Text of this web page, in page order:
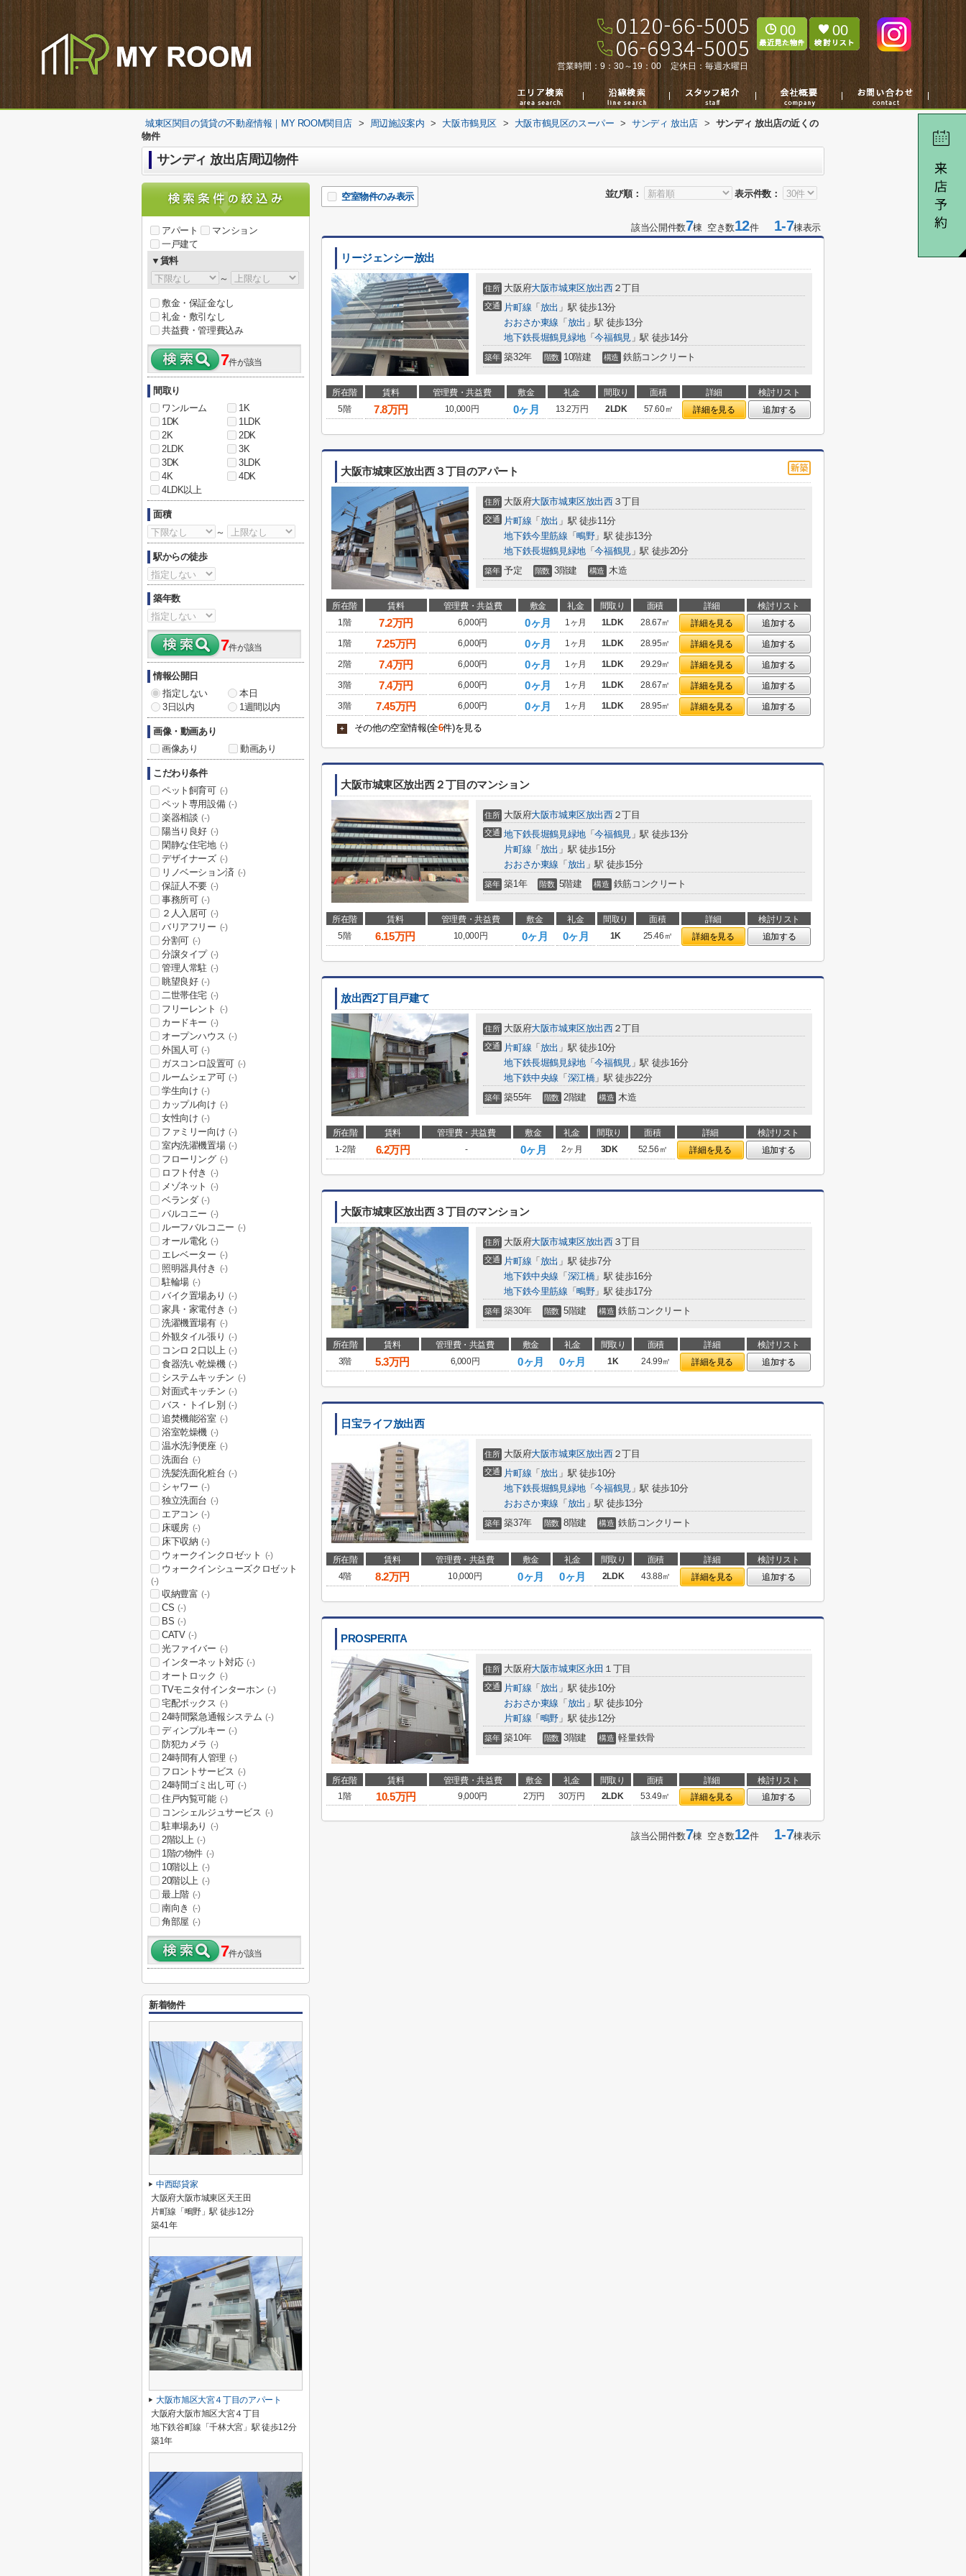
営業時間： 9：30～19：00 定休日： 毎週水曜日
00 00
城東区関目の賃貸の不動産情報｜MY ROOM関目店 > 周辺施設案内 > 大阪市鶴見区 > 大阪市鶴見区のスーパー > サンディ 放出店 > サンディ 放出店の近くの
物件
サンディ 放出店周辺物件
並び順： 表示件数：
空室物件のみ表示
該当公開件数7棟 空き数12件1-7棟表示
リージェンシー放出
住所 大阪府大阪市城東区放出西２丁目
交通 片町線 「 放出 」駅 徒歩13分
おおさか東線 「 放出 」駅 徒歩13分
地下鉄長堀鶴見緑地「今福鶴見」駅 徒歩14分
築年 築32年 階数 10階建 構造 鉄筋コンクリート
所在階 賃料 管理費・共益費 敷金 礼金 間取り 面積 詳細
検討リスト
5階
7.8万円 10,000円 0ヶ月 13.2万円 2LDK 57.60㎡ 詳細を見る 追加する
大阪市城東区放出西３丁目のアパート
住所 大阪府大阪市城東区放出西３丁目
交通 片町線 「 放出 」駅 徒歩11分
地下鉄今里筋線 「鴫野」駅 徒歩13分
地下鉄長堀鶴見緑地「今福鶴見」駅 徒歩20分
築年 予定 階数 3階建 構造 木造
所在階 賃料 管理費・共益費 敷金 礼金 間取り 面積 詳細
検討リスト
1階
7.2万円 6,000円 0ヶ月 1ヶ月 1LDK 28.67㎡ 詳細を見る
追加する
1階
7.25万円 6,000円 0ヶ月 1ヶ月 1LDK 28.95㎡ 詳細を見る
追加する
2階
7.4万円 6,000円 0ヶ月 1ヶ月 1LDK 29.29㎡ 詳細を見る
追加する
3階
7.4万円 6,000円 0ヶ月 1ヶ月 1LDK 28.67㎡ 詳細を見る
追加する
3階
7.45万円 6,000円 0ヶ月 1ヶ月 1LDK 28.95㎡ 詳細を見る 追加する
+ その他の空室情報(全6件)を見る
大阪市城東区放出西２丁目のマンション
住所 大阪府大阪市城東区放出西２丁目
交通 地下鉄長堀鶴見緑地「今福鶴見」駅 徒歩13分
片町線 「 放出 」駅 徒歩15分
おおさか東線 「 放出 」駅 徒歩15分
築年 築1年 階数 5階建 構造 鉄筋コンクリート
所在階 賃料 管理費・共益費 敷金 礼金 間取り 面積 詳細
検討リスト
5階
6.15万円 10,000円 0ヶ月 0ヶ月 1K 25.46㎡ 詳細を見る 追加する
放出西2丁目戸建て
住所 大阪府大阪市城東区放出西２丁目
交通 片町線 「 放出 」駅 徒歩10分
地下鉄長堀鶴見緑地「今福鶴見」駅 徒歩16分
地下鉄中央線 「 深江橋」駅 徒歩22分
築年 築55年 階数 2階建 構造 木造
所在階 賃料 管理費・共益費 敷金 礼金 間取り 面積 詳細
検討リスト
1-2階
6.2万円 - 0ヶ月 2ヶ月 3DK 52.56㎡ 詳細を見る 追加する
大阪市城東区放出西３丁目のマンション
住所 大阪府大阪市城東区放出西３丁目
交通 片町線 「 放出 」駅 徒歩7分
地下鉄中央線 「 深江橋」駅 徒歩16分
地下鉄今里筋線 「鴫野」駅 徒歩17分
築年 築30年 階数 5階建 構造 鉄筋コンクリート
所在階 賃料 管理費・共益費 敷金 礼金 間取り 面積 詳細
検討リスト
3階
5.3万円 6,000円 0ヶ月 0ヶ月 1K 24.99㎡ 詳細を見る 追加する
日宝ライフ放出西
住所 大阪府大阪市城東区放出西２丁目
交通 片町線 「 放出 」駅 徒歩10分
地下鉄長堀鶴見緑地「今福鶴見」駅 徒歩10分
おおさか東線 「 放出 」駅 徒歩13分
築年 築37年 階数 8階建 構造 鉄筋コンクリート
所在階 賃料 管理費・共益費 敷金 礼金 間取り 面積 詳細
検討リスト
4階
8.2万円 10,000円 0ヶ月 0ヶ月 2LDK 43.88㎡ 詳細を見る 追加する
PROSPERITA
住所 大阪府大阪市城東区永田 １丁目
交通 片町線 「 放出 」駅 徒歩10分
おおさか東線 「 放出 」駅 徒歩10分
片町線 「 鴫野 」駅 徒歩12分
築年 築10年 階数 3階建 構造 軽量鉄骨
所在階 賃料 管理費・共益費 敷金 礼金 間取り 面積 詳細
検討リスト
1階
10.5万円 9,000円 2万円 30万円 2LDK 53.49㎡ 詳細を見る 追加する
該当公開件数7棟 空き数12件1-7棟表示
アパート
マンション
一戸建て
▼賃料
～
敷金・保証金なし
礼金・敷引なし
共益費・管理費込み
7件が該当
間取り
ワンルーム
1K
1DK
1LDK
2K
2DK
2LDK
3K
3DK
3LDK
4K
4DK
4LDK以上
面積
～
駅からの徒歩
築年数
7件が該当
情報公開日
指定しない
本日
3日以内
1週間以内
画像・動画あり
画像あり
動画あり
こだわり条件
ペット飼育可 (-)
ペット専用設備 (-)
楽器相談 (-)
陽当り良好 (-)
閑静な住宅地 (-)
デザイナーズ (-)
リノベーション済 (-)
保証人不要 (-)
事務所可 (-)
２人入居可 (-)
バリアフリー (-)
分割可 (-)
分譲タイプ (-)
管理人常駐 (-)
眺望良好 (-)
二世帯住宅 (-)
フリーレント (-)
カードキー (-)
オープンハウス (-)
外国人可 (-)
ガスコンロ設置可 (-)
ルームシェア可 (-)
学生向け (-)
カップル向け (-)
女性向け (-)
ファミリー向け (-)
室内洗濯機置場 (-)
フローリング (-)
ロフト付き (-)
メゾネット (-)
ベランダ (-)
バルコニー (-)
ルーフバルコニー (-)
オール電化 (-)
エレベーター (-)
照明器具付き (-)
駐輪場 (-)
バイク置場あり (-)
家具・家電付き (-)
洗濯機置場有 (-)
外観タイル張り (-)
コンロ２口以上 (-)
食器洗い乾燥機 (-)
システムキッチン (-)
対面式キッチン (-)
バス・トイレ別 (-)
追焚機能浴室 (-)
浴室乾燥機 (-)
温水洗浄便座 (-)
洗面台 (-)
洗髪洗面化粧台 (-)
シャワー (-)
独立洗面台 (-)
エアコン (-)
床暖房 (-)
床下収納 (-)
ウォークインクロゼット (-)
ウォークインシューズクロゼット
(-)
収納豊富 (-)
CS (-)
BS (-)
CATV (-)
光ファイバー (-)
インターネット対応 (-)
オートロック (-)
TVモニタ付インターホン (-)
宅配ボックス (-)
24時間緊急通報システム (-)
ディンプルキー (-)
防犯カメラ (-)
24時間有人管理 (-)
フロントサービス (-)
24時間ゴミ出し可 (-)
住戸内覧可能 (-)
コンシェルジュサービス (-)
駐車場あり (-)
2階以上 (-)
1階の物件 (-)
10階以上 (-)
20階以上 (-)
最上階 (-)
南向き (-)
角部屋 (-)
7件が該当
新着物件
中西邸貸家
大阪府大阪市城東区天王田
片町線「鴫野」駅 徒歩12分
築41年
大阪市旭区大宮４丁目のアパート
大阪府大阪市旭区大宮４丁目
地下鉄谷町線「千林大宮」駅 徒歩12分
築1年